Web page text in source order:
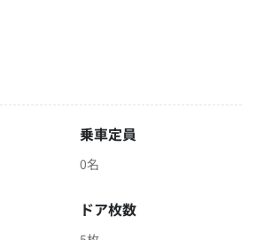
乗車定員
0名
ドア枚数